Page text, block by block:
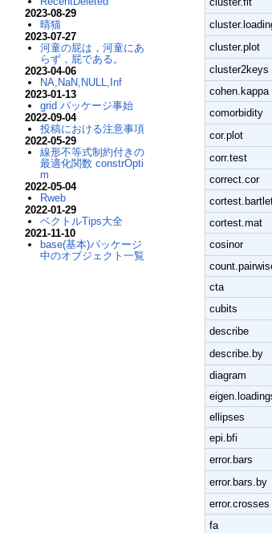
cluster.plot
cluster2keys
cohen.kappa
comorbidity
cor.plot
corr.test
correct.cor
cortest.mat
cosinor
cta
cubits
describe
describe.by
diagram
ellipses
epi.bfi
error.bars
error.bars.by
error.crosses
fa
2023-08-29
晴猫
2023-07-27
河童の屁は，河童にあ
らず，屁である。
2023-04-06
NA,NaN,NULL,Inf
2023-01-13
grid パッケージ事始
2022-09-04
投稿における注意事項
2022-05-29
線形不等式制約付きの
最適化関数 constrOpti
m
2022-05-04
Rweb
2022-01-29
ベクトルTips大全
2021-11-10
base(基本)パッケージ
中のオブジェクト一覧